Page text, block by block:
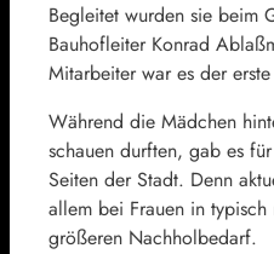
Begleitet wurden sie beim
Bauhofleiter Konrad
Mitarbeiter war es der
Während die Mädchen
schauen durften, gab es
Seiten der Stadt. Denn
allem bei Frauen in
größeren Nachholbedarf.